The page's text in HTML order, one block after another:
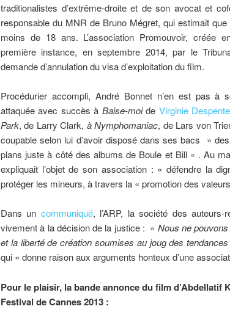
traditionalistes d’extrême-droite et de son avocat et
responsable du MNR de Bruno Mégret, qui estimait
moins de 18 ans. L’association Promouvoir, créée
première instance, en septembre 2014, par le
demande d’annulation du visa d’exploitation du film.
Procédurier accompli, André Bonnet n’en est pas à
attaquée avec succès à Baise-moide Virginie
Park, de Larry Clark, à Nymphomaniac, de Lars von
coupable selon lui d’avoir disposé dans ses bacs »
plans juste à côté des albums de Boule et Bill « . Au
expliquait l’objet de son association : « défendre la
protéger les mineurs, à travers la « promotion des
Dans un communiqué, l’ARP, la société des auteurs-
vivement à la décision de la justice : » Nous ne
et la liberté de création soumises au joug des
qui « donne raison aux arguments honteux d’une
Pour le plaisir, la bande annonce du film d’Abdellatif
Festival de Cannes 2013 :